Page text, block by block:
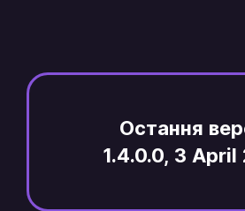
Остання
1.4.0.0, 3 April